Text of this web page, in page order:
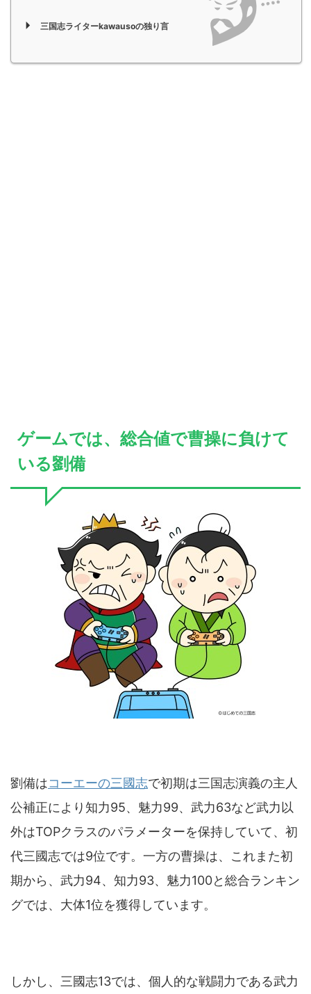
三国志ライターkawausoの独り言
ゲームでは、総合値で曹操に負けて
いる劉備
劉備はコーエーの三國志で初期は三国志演義の主人
公補正により知力95、魅力99、武力63など武力以
外はTOPクラスのパラメーターを保持していて、初
代三國志では9位です。一方の曹操は、これまた初
期から、武力94、知力93、魅力100と総合ランキン
グでは、大体1位を獲得しています。
しかし、三國志13では、個人的な戦闘力である武力